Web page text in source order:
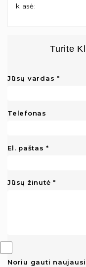
klasė:
Turite
Jūsų vardas
Telefonas
El. paštas
Jūsų žinutė
Noriu gauti